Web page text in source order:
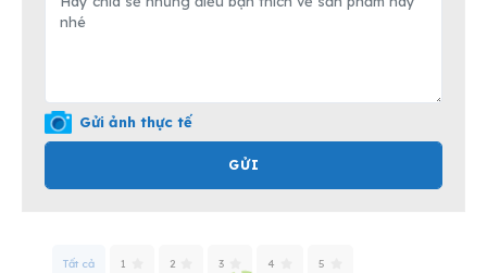
Gửi ảnh thực tế
GỬI
Tất cả 1 2 3 4 5